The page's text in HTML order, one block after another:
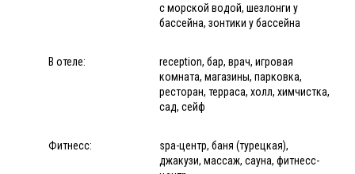
с морской водой, шезлонги у
бассейна, зонтики у бассейна
В отеле:
reception, бар, врач, игровая
комната, магазины, парковка,
ресторан, терраса, холл, химчистка,
сад, сейф
Фитнесс:
spa-центр, баня (турецкая),
джакузи, массаж, сауна, фитнесс-